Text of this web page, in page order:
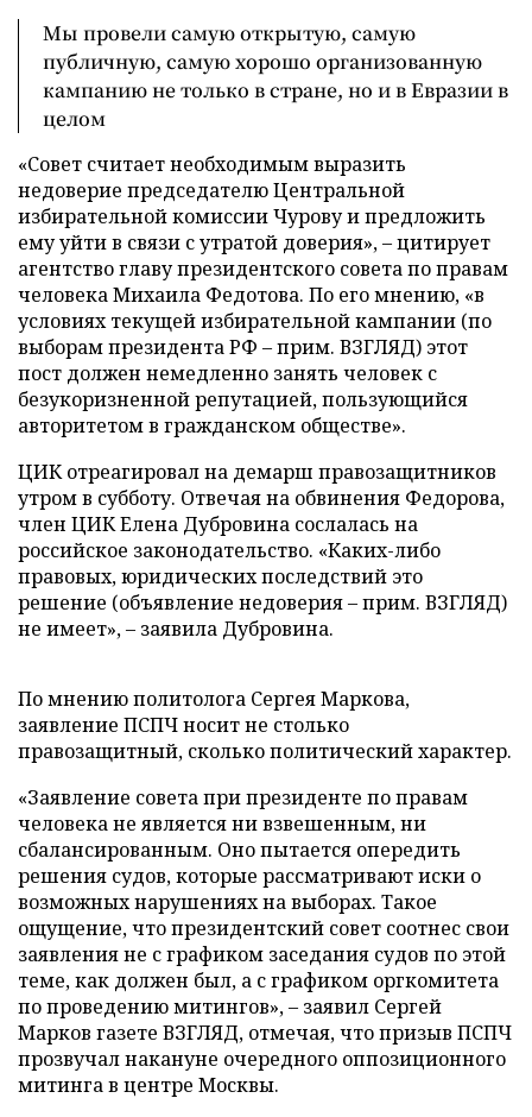
Мы провели самую открытую, самую
публичную, самую хорошо организованную
кампанию не только в стране, но и в Евразии в
целом
«Совет считает необходимым выразить
недоверие председателю Центральной
избирательной комиссии Чурову и предложить
ему уйти в связи с утратой доверия», – цитирует
агентство главу президентского совета по правам
человека Михаила Федотова. По его мнению, «в
условиях текущей избирательной кампании (по
выборам президента РФ – прим. ВЗГЛЯД) этот
пост должен немедленно занять человек с
безукоризненной репутацией, пользующийся
авторитетом в гражданском обществе».
ЦИК отреагировал на демарш правозащитников
утром в субботу. Отвечая на обвинения Федорова,
член ЦИК Елена Дубровина сослалась на
российское законодательство. «Каких-либо
правовых, юридических последствий это
решение (объявление недоверия – прим. ВЗГЛЯД)
не имеет», – заявила Дубровина.
По мнению политолога Сергея Маркова,
заявление ПСПЧ носит не столько
правозащитный, сколько политический характер.
«Заявление совета при президенте по правам
человека не является ни взвешенным, ни
сбалансированным. Оно пытается опередить
решения судов, которые рассматривают иски о
возможных нарушениях на выборах. Такое
ощущение, что президентский совет соотнес свои
заявления не с графиком заседания судов по этой
теме, как должен был, а с графиком оргкомитета
по проведению митингов», – заявил Сергей
Марков газете ВЗГЛЯД, отмечая, что призыв ПСПЧ
прозвучал накануне очередного оппозиционного
митинга в центре Москвы.